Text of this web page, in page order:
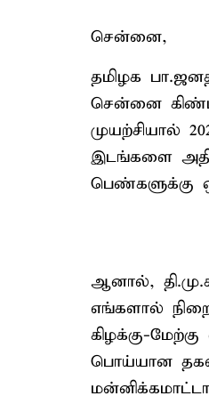
சென்னை,
தமிழக
சென்னை
முயற்சியால்
இடங்களை
பெண்களுக்கு
ஆனால்,
எங்களால்
கிழக்கு-
பொய்யான